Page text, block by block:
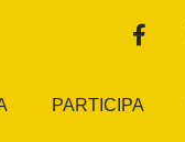
PARTICIPA